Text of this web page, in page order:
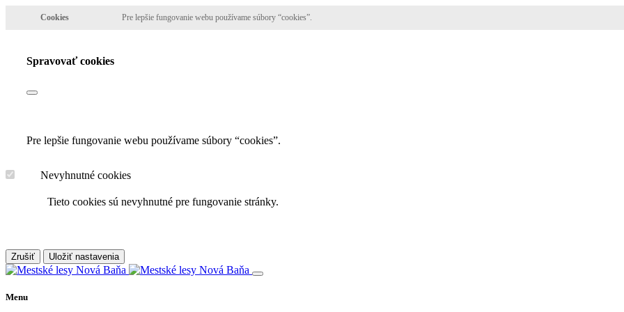
Cookies Pre lepšie fungovanie webu používame súbory “cookies”.
Spravovať cookies
Pre lepšie fungovanie webu používame súbory “cookies”.
Nevyhnutné cookies
Tieto cookies sú nevyhnutné pre fungovanie stránky.
Zrušiť Uložiť nastavenia
Menu